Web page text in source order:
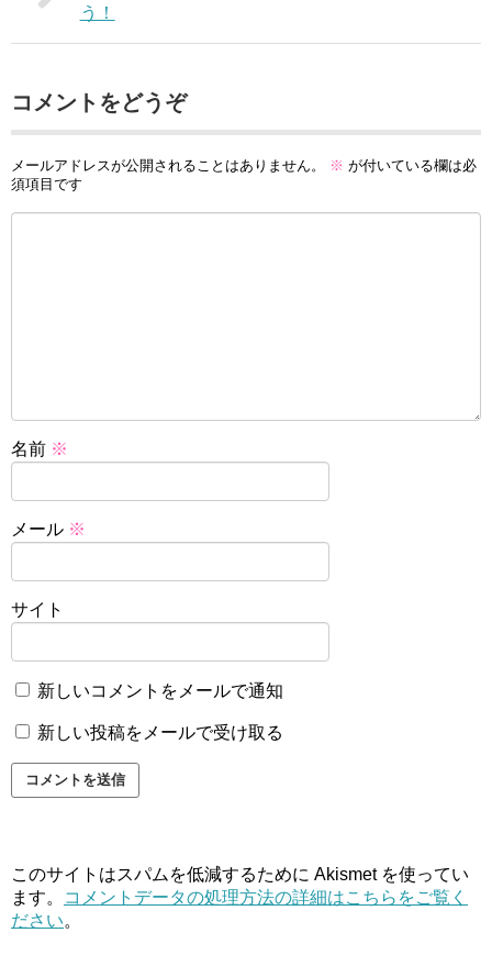
う！
コメントをどうぞ
メールアドレスが公開されることはありません。 ※ が付いている欄は必
須項目です
名前 ※
メール ※
サイト
新しいコメントをメールで通知
新しい投稿をメールで受け取る
このサイトはスパムを低減するために Akismet を使ってい
ます。
コメントデータの処理方法の詳細はこちらをご覧く
ださい。